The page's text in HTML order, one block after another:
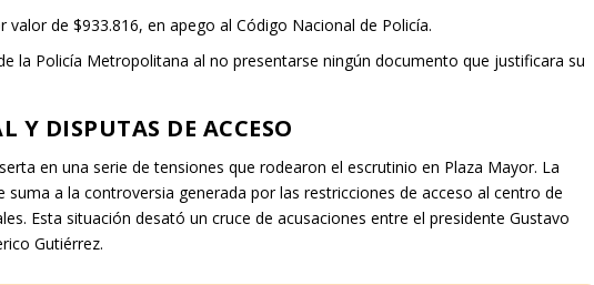
de $933.816, en apego al Código Nacional de Policía.
la Policía Metropolitana al no presentarse ningún documento que justificara su
Y DISPUTAS DE ACCESO
en una serie de tensiones que rodearon el escrutinio en Plaza Mayor. La
suma a la controversia generada por las restricciones de acceso al centro de
Esta situación desató un cruce de acusaciones entre el presidente Gustavo
Gutiérrez.